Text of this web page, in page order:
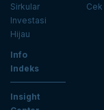
Sirkular
Investasi
Hijau
Cek
Info
Indeks
Insight